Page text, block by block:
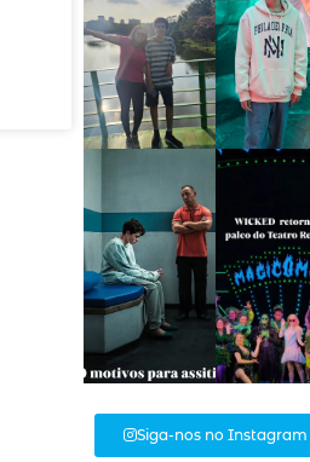
Siga-nos no Instagram